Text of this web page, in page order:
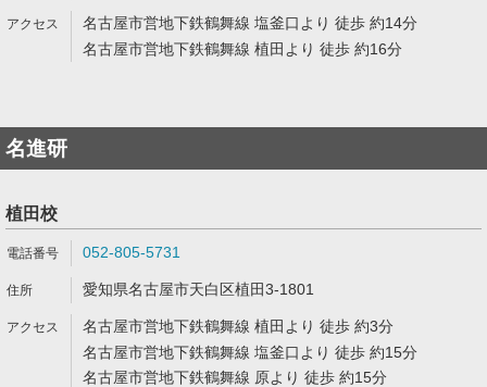
名古屋市営地下鉄鶴舞線 塩釜口より 徒歩 約14分
名古屋市営地下鉄鶴舞線 植田より 徒歩 約16分
名進研
植田校
052-805-5731
愛知県名古屋市天白区植田3-1801
名古屋市営地下鉄鶴舞線 植田より 徒歩 約3分
名古屋市営地下鉄鶴舞線 塩釜口より 徒歩 約15分
名古屋市営地下鉄鶴舞線 原より 徒歩 約15分